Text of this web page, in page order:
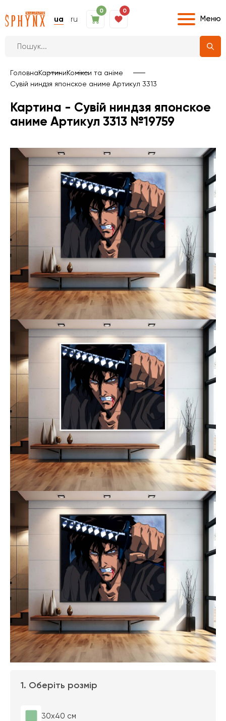
ua ru
0 0
Меню
ГоловнаКартиниКомікси та аніме
Сувій ниндзя японское аниме Артикул 3313
Картина - Сувій ниндзя японское
аниме Артикул 3313 №19759
1. Оберіть розмір
30х40 см